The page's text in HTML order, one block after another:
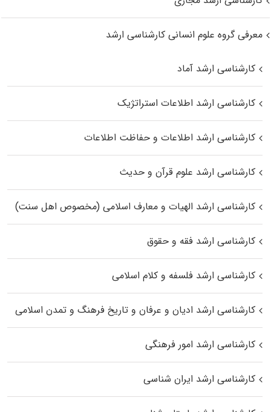
معرفی گروه علوم انسانی کارشناسی ارشد
کارشناسی ارشد آماد
کارشناسی ارشد اطلاعات استراتژیک
کارشناسی ارشد اطلاعات و حفاظت اطلاعات
کارشناسی ارشد علوم قرآن و حدیث
کارشناسی ارشد الهیات و معارف اسلامی (مخصوص اهل سنت)
کارشناسی ارشد فقه و حقوق
کارشناسی ارشد فلسفه و کلام اسلامی
کارشناسی ارشد ادیان و عرفان و تاریخ فرهنگ و تمدن اسلامی
کارشناسی ارشد امور فرهنگی
کارشناسی ارشد ایران شناسی